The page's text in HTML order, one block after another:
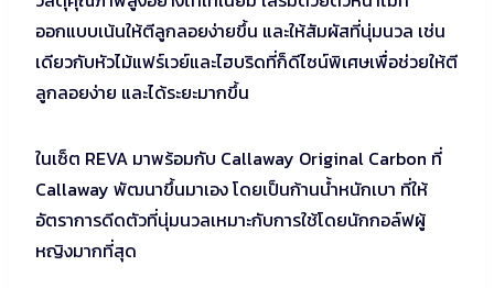
ออกแบบเน้นให้ตีลูกลอยง่ายขึ้น และให้สัมผัสที่นุ่มนวล เช่น
เดียวกับหัวไม้แฟร์เวย์และไฮบริดที่ก็ดีไซน์พิเศษเพื่อช่วยให้ตี
ลูกลอยง่าย และได้ระยะมากขึ้น
ในเซ็ต REVA มาพร้อมกับ Callaway Original Carbon ที่
Callaway พัฒนาขึ้นมาเอง โดยเป็นก้านน้ำหนักเบา ที่ให้
อัตราการดีดตัวที่นุ่มนวลเหมาะกับการใช้โดยนักกอล์ฟผู้
หญิงมากที่สุด